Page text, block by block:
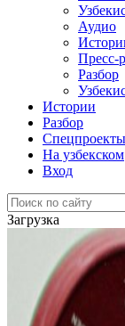
Аудио
Пресс-
Разбор
Истории
Разбор
Спецпроекты
На узбекском
Вход
Загрузка